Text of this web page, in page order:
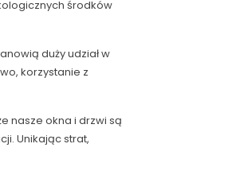
środków
duży udział w
korzystanie z
nasze okna i drzwi są
Unikając strat,